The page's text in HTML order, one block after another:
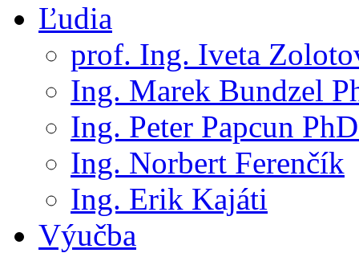
Ľudia
prof. Ing. Iveta
Ing. Marek Bundzel
Ing. Peter Papcun
Ing. Norbert Ferenčík
Ing. Erik Kajáti
Výučba